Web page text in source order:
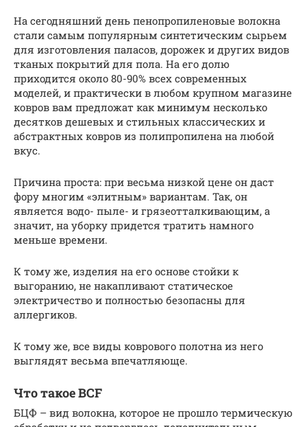
На сегодняшний день пенопропиленовые волокна
стали самым популярным синтетическим сырьем
для изготовления паласов, дорожек и других видов
тканых покрытий для пола. На его долю
приходится около 80-90% всех современных
моделей, и практически в любом крупном магазине
ковров вам предложат как минимум несколько
десятков дешевых и стильных классических и
абстрактных ковров из полипропилена на любой
вкус.
Причина проста: при весьма низкой цене он даст
фору многим «элитным» вариантам. Так, он
является водо- пыле- и грязеотталкивающим, а
значит, на уборку придется тратить намного
меньше времени.
К тому же, изделия на его основе стойки к
выгоранию, не накапливают статическое
электричество и полностью безопасны для
аллергиков.
К тому же, все виды коврового полотна из него
выглядят весьма впечатляюще.
Что такое BCF
БЦФ – вид волокна, которое не прошло термическую